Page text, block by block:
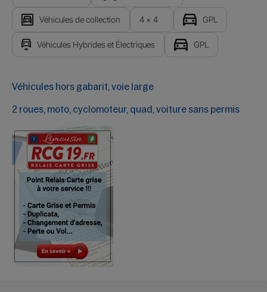
Véhicules de collection 4 x 4 GPL
Véhicules Hybrides et Électriques GPL
Véhicules hors gabarit, voie large
2 roues, moto, cyclomoteur, quad, voiture sans permis